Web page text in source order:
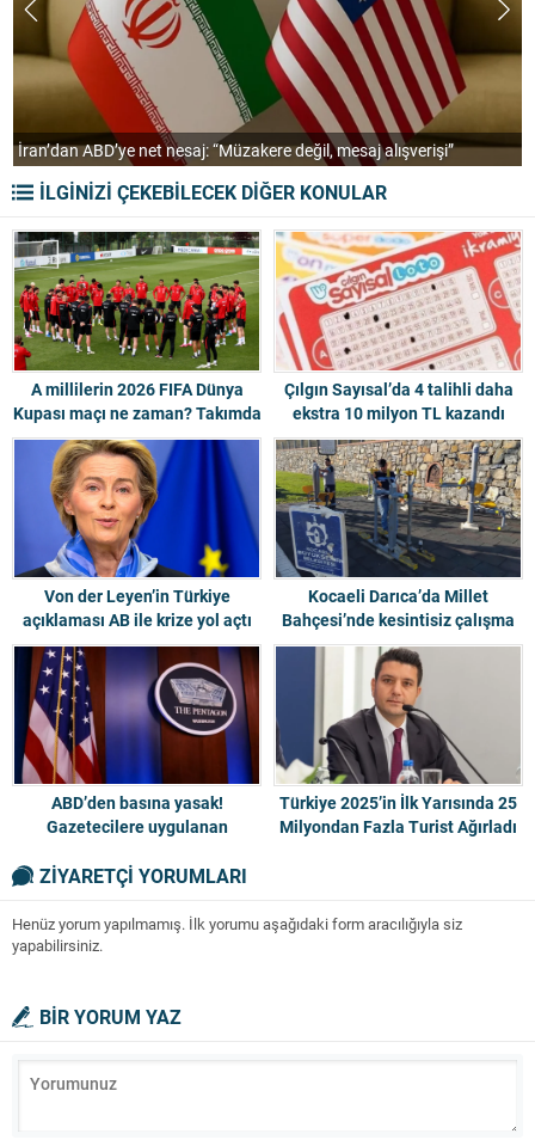
Bugünkü hava durumu: İstanbul’a sağanak, Diyarbakır 39
İLGİNİZİ ÇEKEBİLECEK DİĞER KONULAR
A millilerin 2026 FIFA Dünya
Kupası maçı ne zaman? Takımda
kaç sakat oyuncu var?
Çılgın Sayısal’da 4 talihli daha
ekstra 10 milyon TL kazandı
Von der Leyen’in Türkiye
açıklaması AB ile krize yol açtı
Kocaeli Darıca’da Millet
Bahçesi’nde kesintisiz çalışma
ABD’den basına yasak!
Gazetecilere uygulanan
Türkiye 2025’in İlk Yarısında 25
Milyondan Fazla Turist Ağırladı
ZİYARETÇİ YORUMLARI
Henüz yorum yapılmamış. İlk yorumu aşağıdaki form aracılığıyla siz
yapabilirsiniz.
BİR YORUM YAZ